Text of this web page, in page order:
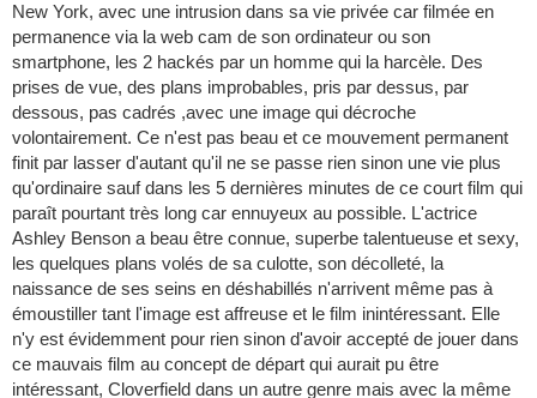
New York, avec une intrusion dans sa vie privée car filmée en
permanence via la web cam de son ordinateur ou son
smartphone, les 2 hackés par un homme qui la harcèle. Des
prises de vue, des plans improbables, pris par dessus, par
dessous, pas cadrés ,avec une image qui décroche
volontairement. Ce n'est pas beau et ce mouvement permanent
finit par lasser d'autant qu'il ne se passe rien sinon une vie plus
qu'ordinaire sauf dans les 5 dernières minutes de ce court film qui
paraît pourtant très long car ennuyeux au possible. L'actrice
Ashley Benson a beau être connue, superbe talentueuse et sexy,
les quelques plans volés de sa culotte, son décolleté, la
naissance de ses seins en déshabillés n'arrivent même pas à
émoustiller tant l'image est affreuse et le film inintéressant. Elle
n'y est évidemment pour rien sinon d'avoir accepté de jouer dans
ce mauvais film au concept de départ qui aurait pu être
intéressant, Cloverfield dans un autre genre mais avec la même